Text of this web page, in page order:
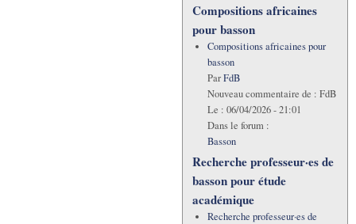
Compositions africaines
pour basson
Compositions africaines pour
basson
ParFdB
Nouveau commentaire de : FdB
Le : 06/04/2026 - 21:01
Dans le forum :
Basson
Recherche professeur·es de
basson pour étude
académique
Recherche professeur·es de